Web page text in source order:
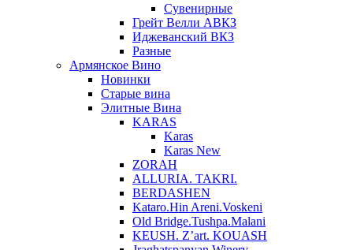
Сувенирные
Грейт Велли АВКЗ
Иджеванский ВКЗ
Разные
Армянское Вино
Новинки
Старые вина
Элитные Вина
KARAS
Karas
Karas New
ZORAH
ALLURIA. TAKRI.
BERDASHEN
Kataro.Hin Areni.Voskeni
Old Bridge.Tushpa.Malani
KEUSH. Z’art. KOUASH